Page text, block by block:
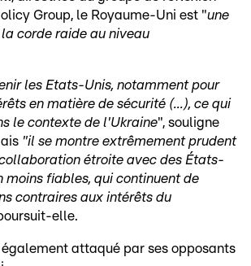
Group, le Royaume-Uni est "une
corde raide au niveau
les Etats-Unis, notamment pour
en matière de sécurité (...), ce qui
le contexte de l'Ukraine", souligne
"il se montre extrêmement prudent
étroite avec des États-
moins fiables, qui continuent de
contraires aux intérêts du
elle.
également attaqué par ses opposants